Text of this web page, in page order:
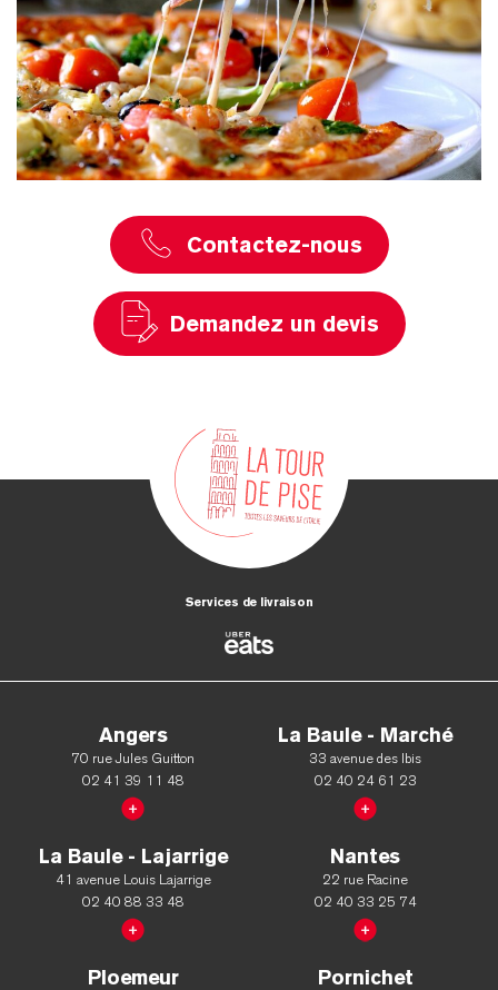
Contactez-nous
Demandez un devis
Services de livraison
Angers
70 rue Jules Guitton
02 41 39 11 48
La Baule - Marché
33 avenue des Ibis
02 40 24 61 23
La Baule - Lajarrige
41 avenue Louis Lajarrige
02 40 88 33 48
Nantes
22 rue Racine
02 40 33 25 74
Ploemeur Pornichet